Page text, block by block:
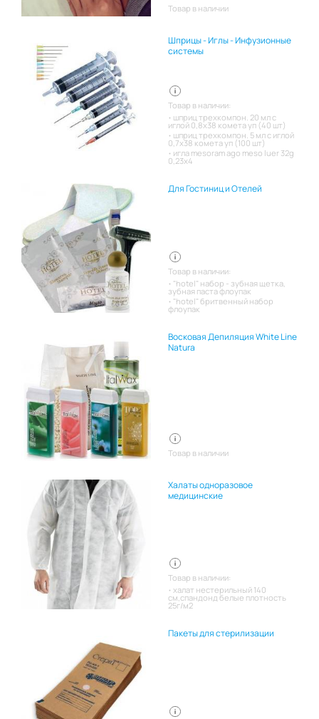
Товар в наличии
Шприцы - Иглы - Инфузионные
системы
Товар в наличии:
шприц трехкомпон. 20 мл с
иглой 0,8х38 комета уп (40 шт)
шприц трехкомпон. 5 мл с иглой
0,7х38 комета уп (100 шт)
игла mesoram ago meso luer 32g
0,23x4
Для Гостиниц и Отелей
Товар в наличии:
"hotel" набор - зубная щетка,
зубная паста флоупак
"hotel" бритвенный набор
флоупак
Восковая Депиляция White Line
Natura
Товар в наличии
Халаты одноразовое
медицинские
Товар в наличии:
халат нестерильный 140
см,спандонд белые плотность
25г/м2
Пакеты для стерилизации